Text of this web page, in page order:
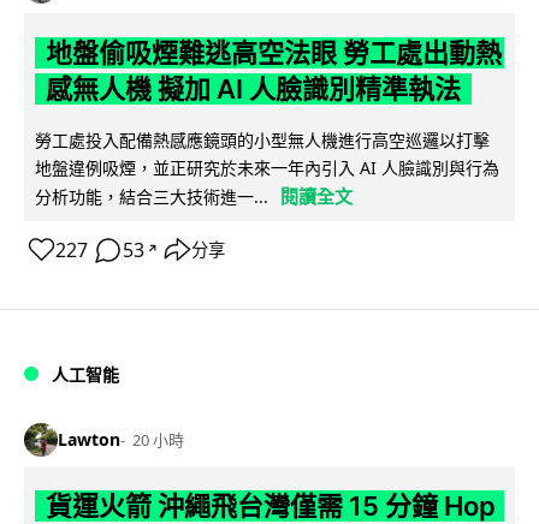
地盤偷吸煙難逃高空法眼 勞工處出動熱
感無人機 擬加 AI 人臉識別精準執法
勞工處投入配備熱感應鏡頭的小型無人機進行高空巡邏以打擊
地盤違例吸煙，並正研究於未來一年內引入 AI 人臉識別與行為
分析功能，結合三大技術進一...
閱讀全文
227 53 ↗ 分享
人工智能
Lawton 20 小時
貨運火箭 沖繩飛台灣僅需 15 分鐘 Hop